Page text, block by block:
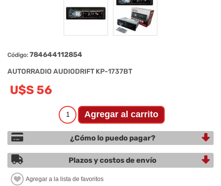
Código: 784644112854
AUTORRADIO AUDIODRIFT KP-1737BT
U$S 56
¿Cómo lo puedo pagar?
Plazos y costos de envío